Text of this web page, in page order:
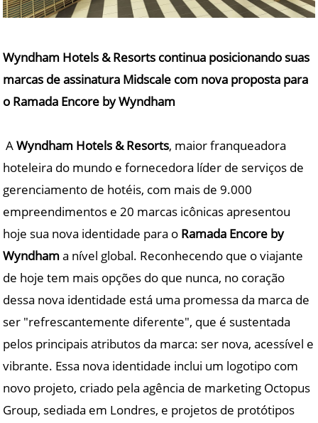
Wyndham Hotels & Resorts continua posicionando suas
marcas de assinatura Midscale com nova proposta para
o Ramada Encore by Wyndham
AWyndham Hotels & Resorts, maior franqueadora
hoteleira do mundo e fornecedora líder de serviços de
gerenciamento de hotéis, com mais de 9.000
empreendimentos e 20 marcas icônicas apresentou
hoje sua nova identidade para o Ramada Encore by
Wyndhama nível global. Reconhecendo que o viajante
de hoje tem mais opções do que nunca, no coração
dessa nova identidade está uma promessa da marca de
ser "refrescantemente diferente", que é sustentada
pelos principais atributos da marca: ser nova, acessível e
vibrante. Essa nova identidade inclui um logotipo com
novo projeto, criado pela agência de marketing Octopus
Group, sediada em Londres, e projetos de protótipos